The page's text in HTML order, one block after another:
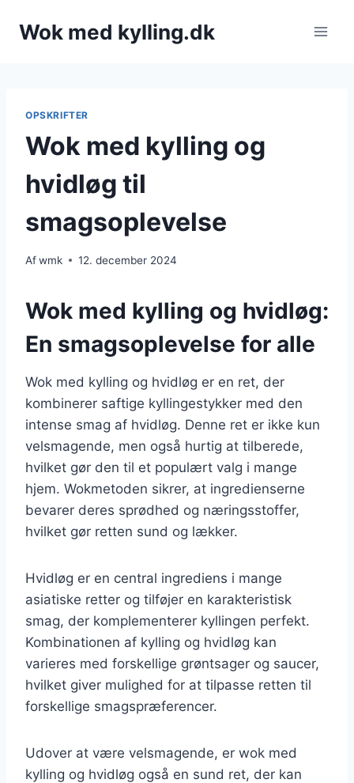
Wok med kylling.dk
OPSKRIFTER
Wok med kylling og
hvidløg til
smagsoplevelse
Afwmk 12. december 2024
Wok med kylling og hvidløg:
En smagsoplevelse for alle
Wok med kylling og hvidløg er en ret, der
kombinerer saftige kyllingestykker med den
intense smag af hvidløg. Denne ret er ikke kun
velsmagende, men også hurtig at tilberede,
hvilket gør den til et populært valg i mange
hjem. Wokmetoden sikrer, at ingredienserne
bevarer deres sprødhed og næringsstoffer,
hvilket gør retten sund og lækker.
Hvidløg er en central ingrediens i mange
asiatiske retter og tilføjer en karakteristisk
smag, der komplementerer kyllingen perfekt.
Kombinationen af kylling og hvidløg kan
varieres med forskellige grøntsager og saucer,
hvilket giver mulighed for at tilpasse retten til
forskellige smagspræferencer.
Udover at være velsmagende, er wok med
kylling og hvidløg også en sund ret, der kan